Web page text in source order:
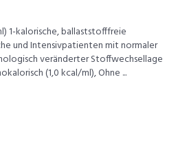
1-kalorische, ballaststofffreie
und Intensivpatienten mit normaler
veränderter Stoffwechsellage
(1,0 kcal/ml), Ohne ...